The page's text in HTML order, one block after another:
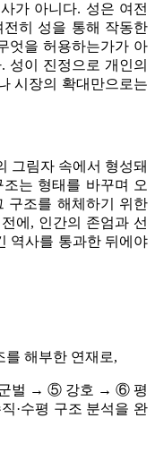
가 아니다. 성은 여전
히 성을 통해 작동한
엇을 허용하는가가 아
성이 진정으로 개인의
시장의 확대만으로는
그림자 속에서 형성돼
는 형태를 바꾸며 오
구조를 해체하기 위한
에, 인간의 존엄과 선
역사를 통과한 뒤에야
를 해부한 연재로,
벌 → ⑤ 강호 → ⑥ 평
·수평 구조 분석을 완